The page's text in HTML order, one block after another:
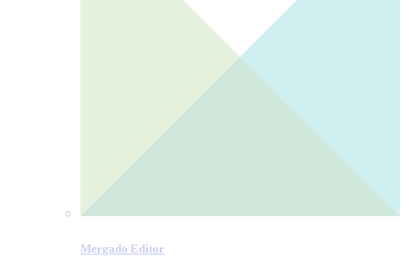
Mergado Editor